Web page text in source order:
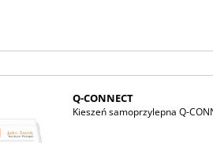
Q-CONNECT
Kieszeń samoprzylepna Q-